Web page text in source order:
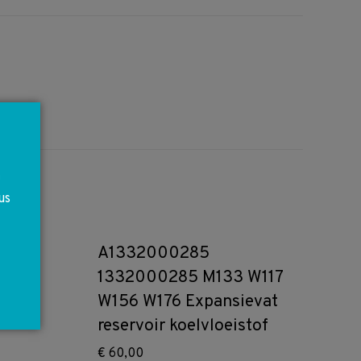
A1332000285
1332000285 M133 W117
W156 W176 Expansievat
reservoir koelvloeistof
€ 60,00